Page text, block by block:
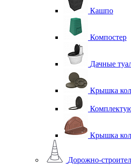
Кашпо
Компостер
Дачные
Крышка
Крышка
Дорожно-